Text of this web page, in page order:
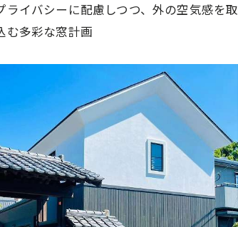
イバシーに配慮しつつ、外の空気感を取
む多彩な窓計画